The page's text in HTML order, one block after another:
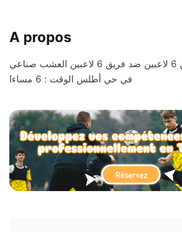
A propos
مباراة فريق من 6 لاعبين ضد فريق 6 لاعبين العشب صناعي
في حي أطلس الوقت : 6 مساءا